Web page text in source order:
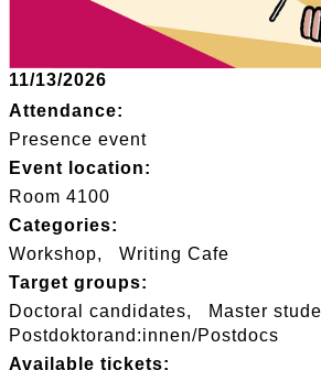
11/13/2026
Attendance:
Presence event
Event location:
Room 4100
Categories:
Workshop
Writing Cafe
Target groups:
Doctoral candidates
Master
Postdoktorand:innen/Postdocs
Available tickets: